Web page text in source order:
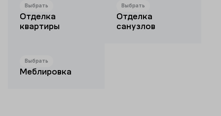
Выбрать
Отделка
квартиры
Выбрать
Отделка
санузлов
Выбрать
Меблировка